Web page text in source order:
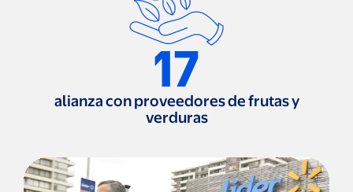
17
alianza con proveedores de frutas y
verduras